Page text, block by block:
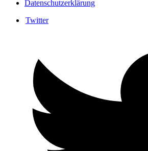
Datenschutzerklärung
Twitter